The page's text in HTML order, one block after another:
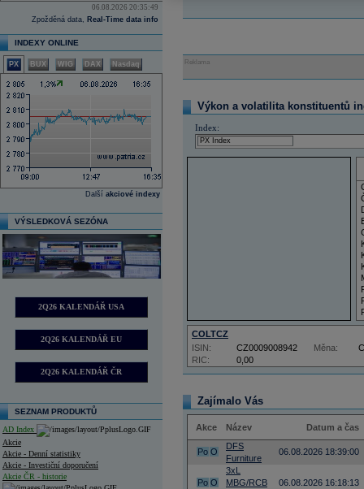
06.08.2026 20:35:49
Zpožděná data, Real-Time data info
INDEXY ONLINE
PX BUX WIG DAX Nasdaq
Další akciové indexy
VÝSLEDKOVÁ SEZÓNA
2Q26 KALENDÁŘ USA
2Q26 KALENDÁŘ EU
2Q26 KALENDÁŘ ČR
SEZNAM PRODUKTŮ
AD Index
Akcie
Akcie - Denní statistiky
Akcie - Investiční doporučení
Akcie ČR - historie
Reklama
Výkon a volatilita konstituentů
Index:
COLTCZ
RIC: 0,00
ISIN: CZ0009008942 Měna:
Zajímalo Vás
Akce Název Datum a čas
Po O
DFS
Furniture
06.08.2026 18:39:00
Po O
3xL
MBG/RCB
06.08.2026 16:18:13